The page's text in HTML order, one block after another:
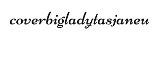
coverbigladytasjaneu